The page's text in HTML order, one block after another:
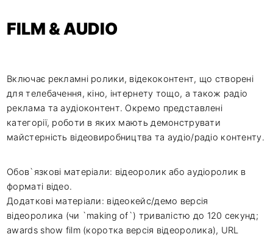
FILM & AUDIO
Включає рекламні ролики, відекоконтент, що створені
для телебачення, кіно, інтернету тощо, а також радіо
реклама та аудіоконтент. Окремо представлені
категорії, роботи в яких мають демонструвати
майстерність відеовиробництва та аудіо/радіо контенту.
Обов`язкові матеріали: відеоролик або аудіоролик в
форматі відео.
Додаткові матеріали: відеокейс/демо версія
відеоролика (чи `making of`) тривалістю до 120 секунд;
awards show film (коротка версія відеоролика), URL